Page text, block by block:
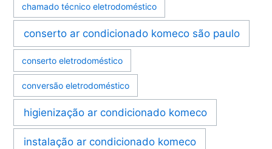
chamado técnico eletrodoméstico
conserto ar condicionado komeco são paulo
conserto eletrodoméstico
conversão eletrodoméstico
higienização ar condicionado komeco
instalação ar condicionado komeco